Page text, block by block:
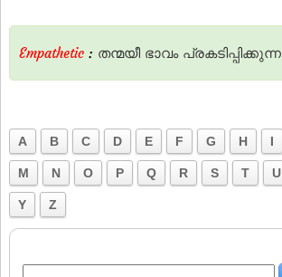
Empathetic : തന്മയീ ഭാവം പ്രകടിപ്പിക്കുന്ന
A B C D E F G H I
M N O P Q R S T U
Y Z